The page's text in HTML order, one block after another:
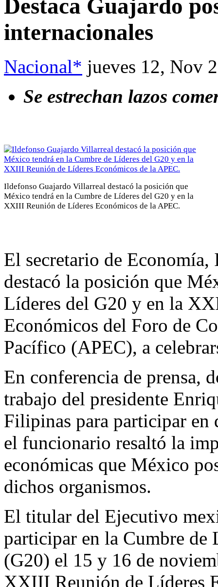
Destaca Guajardo
internacionales
Nacional* jueves 12, Nov
Se estrechan lazos
Ildefonso Guajardo Villarreal destacó la posición que
México tendrá en la Cumbre de Líderes del G20 y en la
XXIII Reunión de Líderes Económicos de la APEC.
El secretario de
destacó la posición que
Líderes del G20 y en la
Económicos del Foro de
Pacífico (APEC), a
En conferencia de prensa,
trabajo del presidente
Filipinas para participar en
el funcionario resaltó la
económicas que México
dichos organismos.
El titular del Ejecutivo
participar en la Cumbre de
(G20) el 15 y 16 de
XXIII Reunión de Líderes